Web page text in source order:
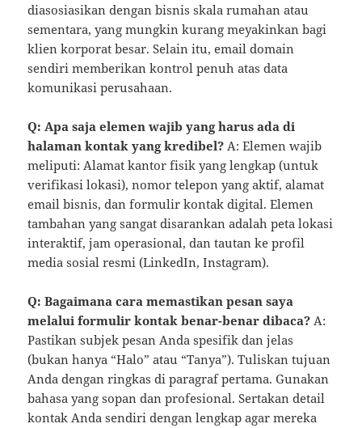
diasosiasikan dengan bisnis skala rumahan atau
sementara, yang mungkin kurang meyakinkan bagi
klien korporat besar. Selain itu, email domain
sendiri memberikan kontrol penuh atas data
komunikasi perusahaan.
Q: Apa saja elemen wajib yang harus ada di
halaman kontak yang kredibel? A: Elemen wajib
meliputi: Alamat kantor fisik yang lengkap (untuk
verifikasi lokasi), nomor telepon yang aktif, alamat
email bisnis, dan formulir kontak digital. Elemen
tambahan yang sangat disarankan adalah peta lokasi
interaktif, jam operasional, dan tautan ke profil
media sosial resmi (LinkedIn, Instagram).
Q: Bagaimana cara memastikan pesan saya
melalui formulir kontak benar-benar dibaca? A:
Pastikan subjek pesan Anda spesifik dan jelas
(bukan hanya “Halo” atau “Tanya”). Tuliskan tujuan
Anda dengan ringkas di paragraf pertama. Gunakan
bahasa yang sopan dan profesional. Sertakan detail
kontak Anda sendiri dengan lengkap agar mereka